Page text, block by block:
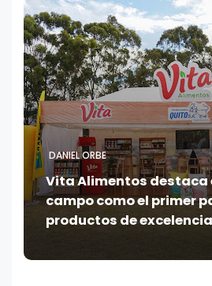
DANIEL ORBE
Vita Alimentos destaca
campo como el primer
productos de